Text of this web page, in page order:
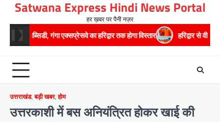
content
Satwana Express Hindi News Portal
हर ख़बर पर पैनी नज़र
एक्सप्रेसवे का हरिद्वार तक होगा विस्तार ​हरिद्वार से वीरभद्र (ऋषिकेश)
उत्तराखंड,बड़ी खबर,होम
उत्तरकाशी में बस अनियंत्रित होकर खाई की